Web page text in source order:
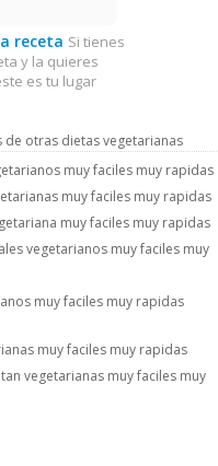
receta Si tienes
y la quieres
es tu lugar
de otras dietas vegetarianas
muy faciles muy rapidas
muy faciles muy rapidas
muy faciles muy rapidas
vegetarianos muy faciles muy
muy faciles muy rapidas
muy faciles muy rapidas
vegetarianas muy faciles muy